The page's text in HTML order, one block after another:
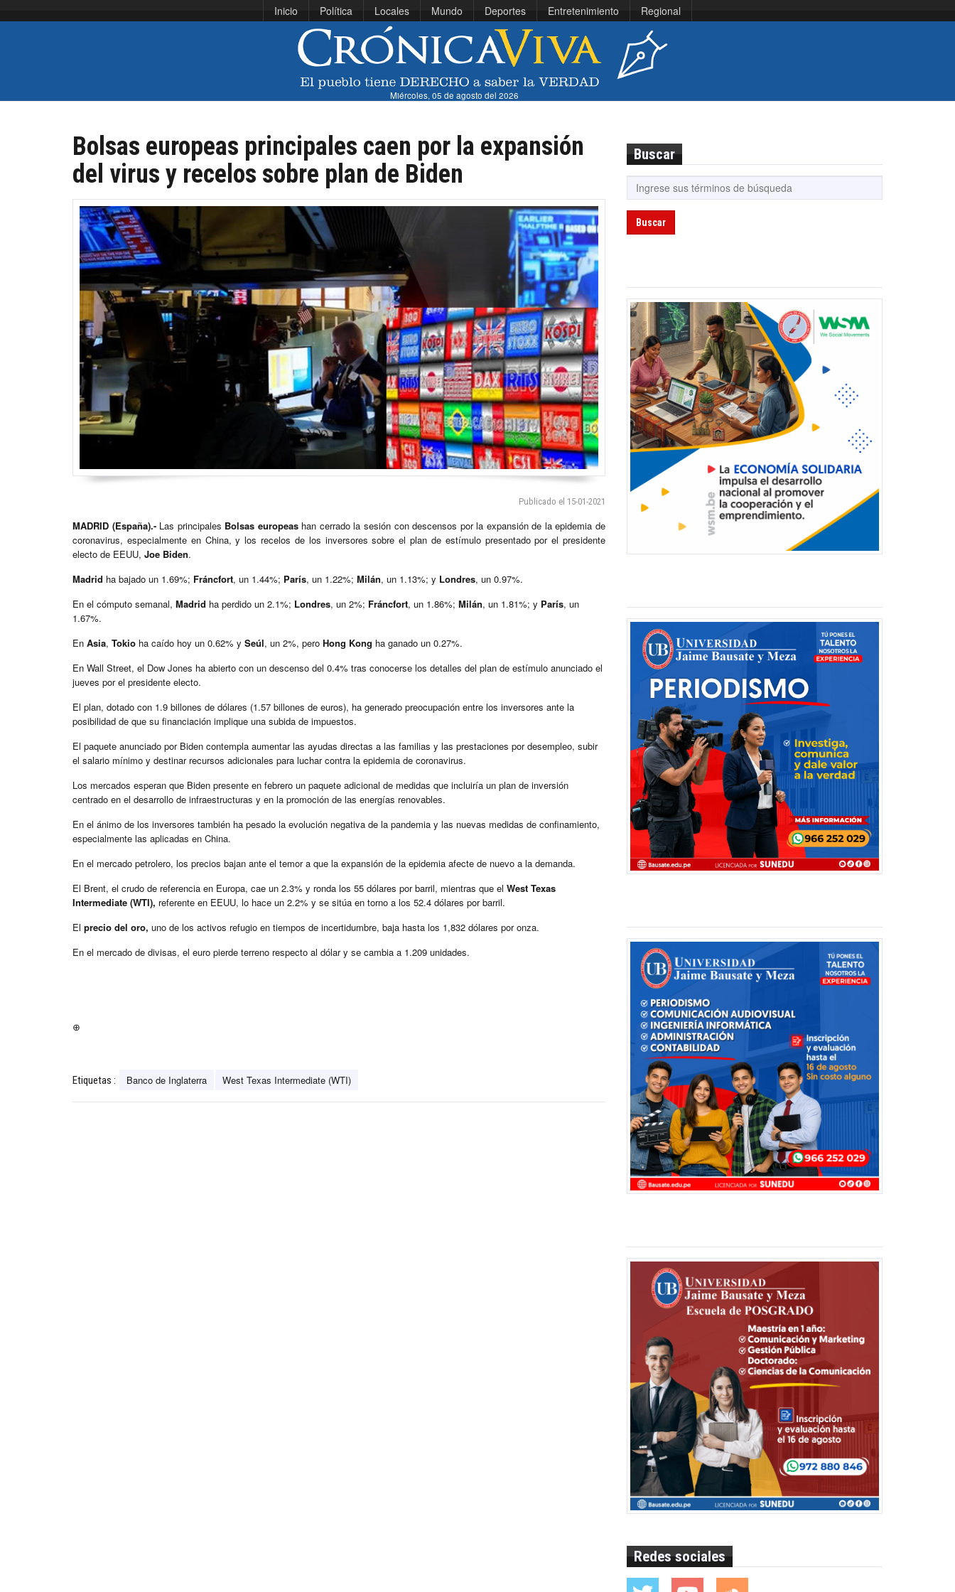
Inicio Política Locales Mundo Deportes Entretenimiento Regional
Miércoles, 05 de agosto del 2026
Bolsas europeas principales caen por la expansión
del virus y recelos sobre plan de Biden
Publicado el 15-01-2021
MADRID (España).- Las principales Bolsas europeashan cerrado la sesión con descensos por la expansión de la epidemia de
coronavirus, especialmente en China, y los recelos de los inversores sobre el plan de estímulo presentado por el presidente
electo de EEUU, Joe Biden.
Madrid ha bajado un 1.69%; Fráncfort, un 1.44%; París, un 1.22%; Milán, un 1.13%; y Londres, un 0.97%.
En el cómputo semanal, Madrid ha perdido un 2.1%; Londres, un 2%; Fráncfort, un 1.86%; Milán, un 1.81%; y París, un
1.67%.
En Asia, Tokio ha caído hoy un 0.62% y Seúl, un 2%, pero Hong Kong ha ganado un 0.27%.
En Wall Street, el Dow Jones ha abierto con un descenso del 0.4% tras conocerse los detalles del plan de estímulo anunciado el
jueves por el presidente electo.
El plan, dotado con 1.9 billones de dólares (1.57 billones de euros), ha generado preocupación entre los inversores ante la
posibilidad de que su financiación implique una subida de impuestos.
El paquete anunciado por Biden contempla aumentar las ayudas directas a las familias y las prestaciones por desempleo, subir
el salario mínimo y destinar recursos adicionales para luchar contra la epidemia de coronavirus.
Los mercados esperan que Biden presente en febrero un paquete adicional de medidas que incluiría un plan de inversión
centrado en el desarrollo de infraestructuras y en la promoción de las energías renovables.
En el ánimo de los inversores también ha pesado la evolución negativa de la pandemia y las nuevas medidas de confinamiento,
especialmente las aplicadas en China.
En el mercado petrolero, los precios bajan ante el temor a que la expansión de la epidemia afecte de nuevo a la demanda.
El Brent, el crudo de referencia en Europa, cae un 2.3% y ronda los 55 dólares por barril, mientras que el West Texas
Intermediate (WTI), referente en EEUU, lo hace un 2.2% y se sitúa en torno a los 52.4 dólares por barril.
El precio del oro, uno de los activos refugio en tiempos de incertidumbre, baja hasta los 1,832 dólares por onza.
En el mercado de divisas, el euro pierde terreno respecto al dólar y se cambia a 1.209 unidades.
⊕
Etiquetas : Banco de Inglaterra West Texas Intermediate (WTI)
Buscar
Buscar
Redes sociales